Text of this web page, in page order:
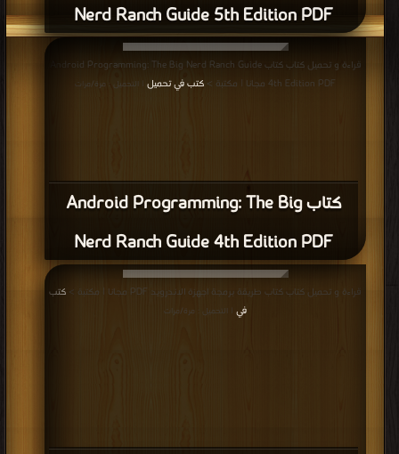
Nerd Ranch Guide 5th Edition PDF
كتاب Android Programming: The Big
Nerd Ranch Guide 4th Edition PDF
قراءة و تحميل كتاب كتاب Android Programming: The Big Nerd Ranch Guide
4th Edition PDF مجانا | مكتبة >
كتب في تحميل | التحميل : مرة/مرات
قراءة و تحميل كتاب كتاب طريقة برمجة اجهزة الاندرويد PDF مجانا | مكتبة >
كتب
في
| التحميل : مرة/مرات